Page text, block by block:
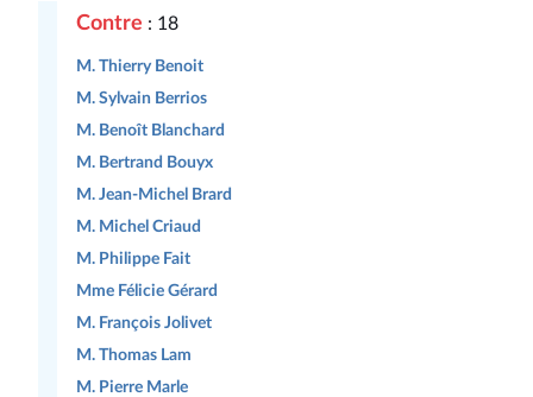
Contre : 18
M. Thierry Benoit
M. Sylvain Berrios
M. Benoît Blanchard
M. Bertrand Bouyx
M. Jean-Michel Brard
M. Michel Criaud
M. Philippe Fait
Mme Félicie Gérard
M. François Jolivet
M. Thomas Lam
M. Pierre Marle